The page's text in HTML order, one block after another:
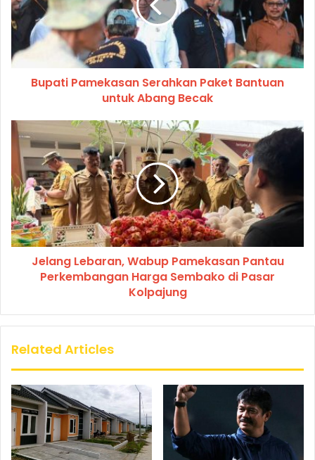
Bupati Pamekasan Serahkan Paket Bantuan
untuk Abang Becak
Jelang Lebaran, Wabup Pamekasan Pantau
Perkembangan Harga Sembako di Pasar
Kolpajung
Related Articles